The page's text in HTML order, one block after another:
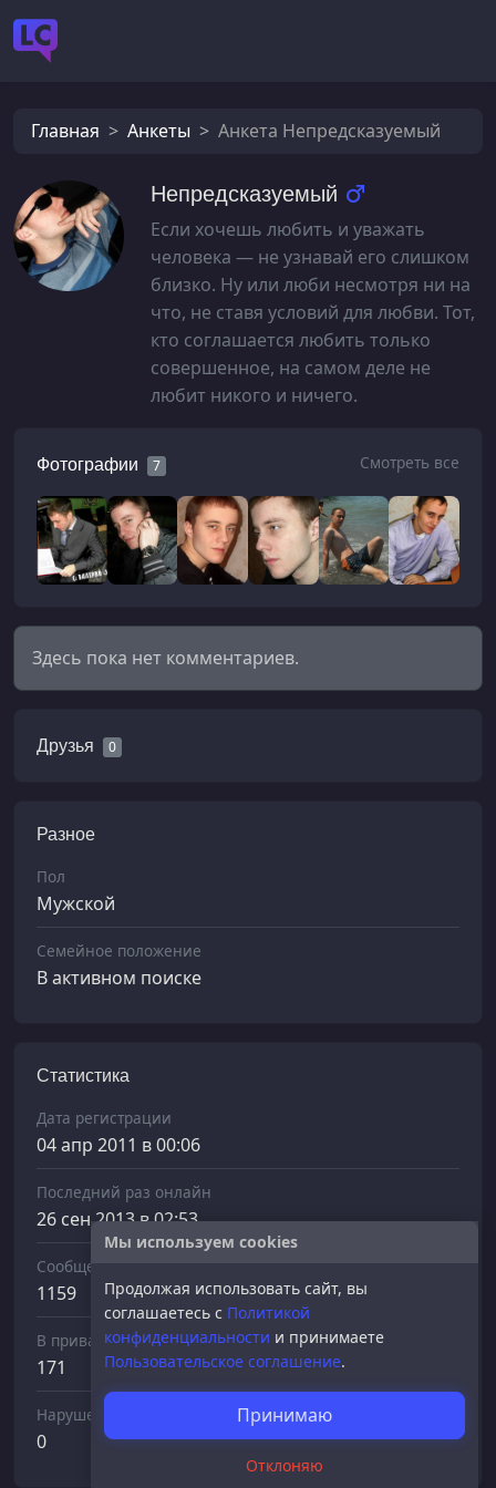
Главная Анкеты Анкета Непредсказуемый
Непредсказуемый
Если хочешь любить и уважать
человека — не узнавай его слишком
близко. Ну или люби несмотря ни на
что, не ставя условий для любви. Тот,
кто соглашается любить только
совершенное, на самом деле не
любит никого и ничего.
Фотографии 7 Смотреть все
Здесь пока нет комментариев.
Друзья 0
Разное
Пол
Мужской
Семейное положение
В активном поиске
Статистика
Дата регистрации
04 апр 2011 в 00:06
Последний раз онлайн
26 сен 2013 в 02:53
Сообщений отправлено
1159
В приват
171
Нарушений
0
Мы используем cookies
Продолжая использовать сайт, вы
соглашаетесь с Политикой
конфиденциальности и принимаете
Пользовательское соглашение.
Принимаю
Отклоняю